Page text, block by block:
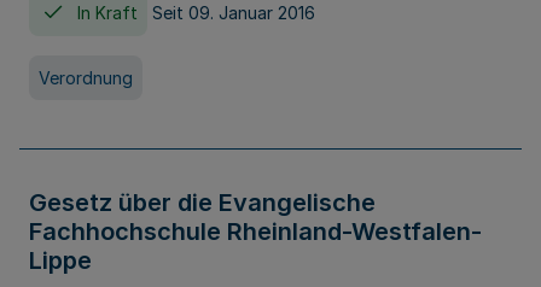
In Kraft Seit 09. Januar 2016
Verordnung
Gesetz über die Evangelische
Fachhochschule Rheinland-Westfalen-
Lippe